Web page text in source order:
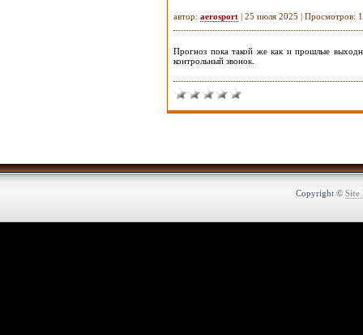
автор: aerosport | 25 июля 2025 | Просмотров:
Прогноз пока такой же как и прошлые
контрольный звонок.
Copyright © Site